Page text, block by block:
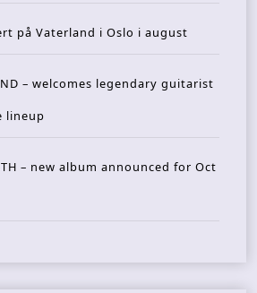
på Vaterland i Oslo i august
– welcomes legendary guitarist
lineup
– new album announced for Oct